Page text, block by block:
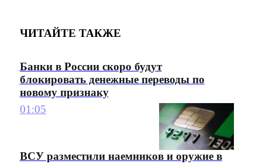
ЧИТАЙТЕ ТАКЖЕ
Банки в России скоро будут
блокировать денежные переводы по
новому признаку
01:05
ВСУ разместили наемников и оружие в